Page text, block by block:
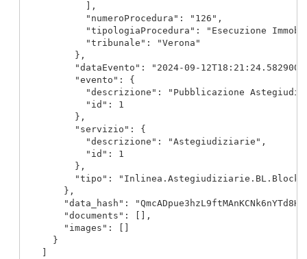
            ],
            "numeroProcedura": "126",
"tipologiaProcedura": "Esecuzione
            "tribunale": "Verona"
          },
"dataEvento": "2024-09-
          "evento": {
"descrizione": "Pubblicazione
            "id": 1
          },
          "servizio": {
            "descrizione": "Astegiudiziarie",
            "id": 1
          },
"tipo":
        },
"data_hash":
        "documents": [],
        "images": []
      }